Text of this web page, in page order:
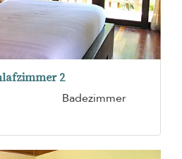
2
Badezimmer